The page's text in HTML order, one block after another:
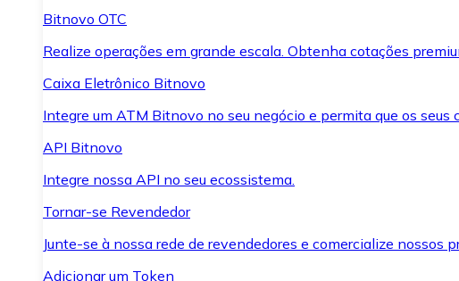
Bitnovo OTC
Realize operações em grande escala. Obtenha cotações
Caixa Eletrônico Bitnovo
Integre um ATM Bitnovo no seu negócio e permita que os
API Bitnovo
Integre nossa API no seu ecossistema.
Tornar-se Revendedor
Junte-se à nossa rede de revendedores e comercialize nossos
Adicionar um Token